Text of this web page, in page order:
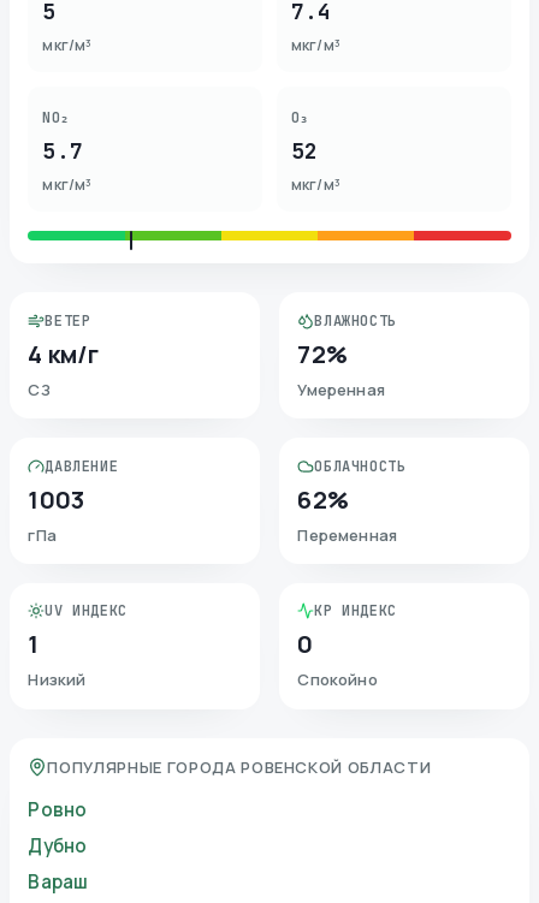
5
мкг/м³
7.4
мкг/м³
NO₂
5.7
мкг/м³
O₃
52
мкг/м³
ВЕТЕР
4 км/г
СЗ
ВЛАЖНОСТЬ
72%
Умеренная
ДАВЛЕНИЕ
1003
гПа
ОБЛАЧНОСТЬ
62%
Переменная
UV ИНДЕКС
1
Низкий
KP ИНДЕКС
0
Спокойно
ПОПУЛЯРНЫЕ ГОРОДА РОВЕНСКОЙ ОБЛАСТИ
Ровно
Дубно
Вараш